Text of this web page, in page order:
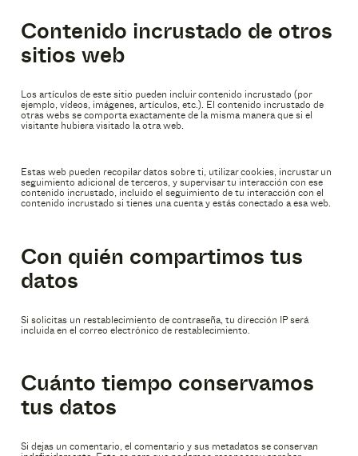
Contenido incrustado de otros
sitios web
Los artículos de este sitio pueden incluir contenido incrustado (por
ejemplo, vídeos, imágenes, artículos, etc.). El contenido incrustado de
otras webs se comporta exactamente de la misma manera que si el
visitante hubiera visitado la otra web.
Estas web pueden recopilar datos sobre ti, utilizar cookies, incrustar un
seguimiento adicional de terceros, y supervisar tu interacción con ese
contenido incrustado, incluido el seguimiento de tu interacción con el
contenido incrustado si tienes una cuenta y estás conectado a esa web.
Con quién compartimos tus
datos
Si solicitas un restablecimiento de contraseña, tu dirección IP será
incluida en el correo electrónico de restablecimiento.
Cuánto tiempo conservamos
tus datos
Si dejas un comentario, el comentario y sus metadatos se conservan